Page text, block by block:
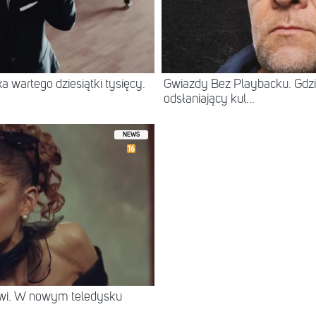
wartego dziesiątki tysięcy.
Gwiazdy Bez Playbacku.
odsłaniający kul...
NEWS
W nowym teledysku